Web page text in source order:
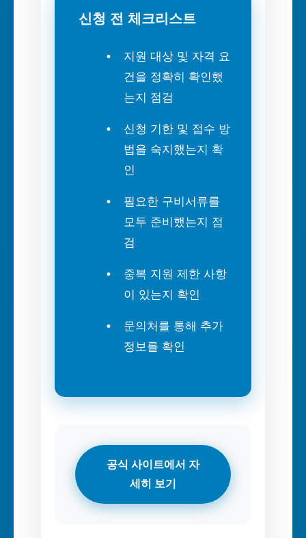
신청 전 체크리스트
지원 대상 및 자격 요
건을 정확히 확인했
는지 점검
신청 기한 및 접수 방
법을 숙지했는지 확
인
필요한 구비서류를
모두 준비했는지 점
검
중복 지원 제한 사항
이 있는지 확인
문의처를 통해 추가
정보를 확인
공식 사이트에서 자
세히 보기